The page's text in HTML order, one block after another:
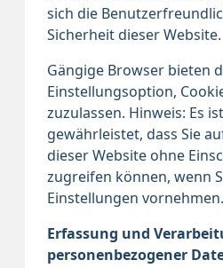
sich die
Sicherheit dieser Website.
Gängige Browser bieten
Einstellungsoption,
zuzulassen. Hinweis: Es
gewährleistet, dass Sie
dieser Website ohne
zugreifen können, wenn
Einstellungen vornehmen.
Erfassung und
personenbezogener